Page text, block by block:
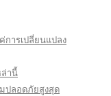
การเปลี่ยนแปลง
ล่านี้
ปลอดภัยสูงสุด